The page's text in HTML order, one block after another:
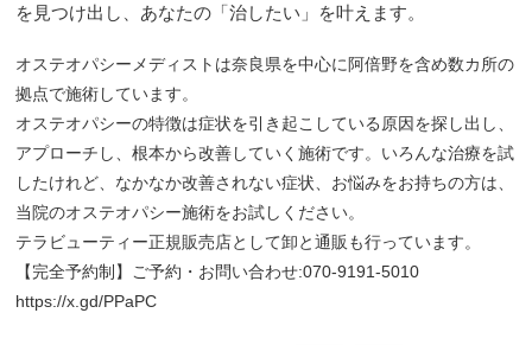
を見つけ出し、あなたの「治したい」を叶えます。
オステオパシーメディストは奈良県を中心に阿倍野を含め数カ所の
拠点で施術しています。
オステオパシーの特徴は症状を引き起こしている原因を探し出し、
アプローチし、根本から改善していく施術です。いろんな治療を試
したけれど、なかなか改善されない症状、お悩みをお持ちの方は、
当院のオステオパシー施術をお試しください。
テラビューティー正規販売店として卸と通販も行っています。
【完全予約制】ご予約・お問い合わせ:070-9191-5010
https://x.gd/PPaPC